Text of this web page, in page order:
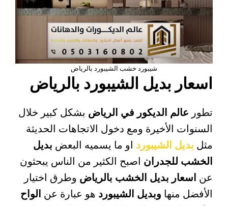
شيبورد خشب الشيبورد بالرياض
اسعار بديل الشيبورد بالرياض
تطور عالم الديكور في الرياض بشكل كبير خلال
السنوات الأخيرة ومع دخول الاتجاهات الحديثة
مثل بديل الشيبورد او ما يسميه البعض بديل
الخشب للجدران اصبح الكثير من الناس يبحثون
عن اسعار بديل الخشب بالرياض وطرق اختيار
الأفضل منها وبديل الشيبورد هو عبارة عن الواح